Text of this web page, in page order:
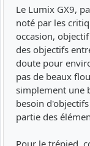
Le Lumix GX9,
noté par les
occasion,
des objectifs
doute pour
pas de beaux
simplement une
besoin
partie des